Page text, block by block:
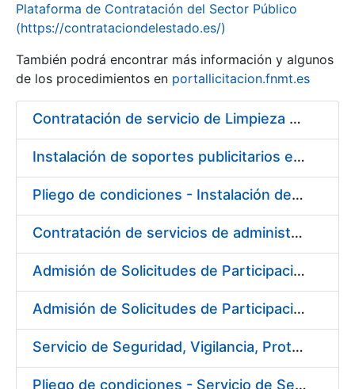
Erakutsi/Ezkutatu
Plataforma de Contratación del Sector Público
(https://contrataciondelestado.es/)
También podrá encontrar más información y algunos
de los procedimientos en portallicitacion.fnmt.es
Contratación de servicio de Limpieza en la Fábrica Nacional de Moneda y Timbre-Real Casa de la Moneda
Instalación de soportes publicitarios en solar de la FNMT-RCM
Pliego de condiciones - Instalación de soportes publicitarios en solar de la FNMT-RCM
Contratación de servicios de administración, soporte, mantenimiento y help desk, de los sistemas SAP implantados en la FNMT-RCM
Admisión de Solicitudes de Participación - Ref. PR01/1003/2016
Admisión de Solicitudes de Participación - Ref. PR02/1003/2016
Servicio de Seguridad, Vigilancia, Protección y Control en los centros de la FNMT-RCM en Burgos.
Pliego de condiciones - Servicio de Seguridad, Vigilancia, Protección y Control en los centros de la FNMT-RCM en Burgos